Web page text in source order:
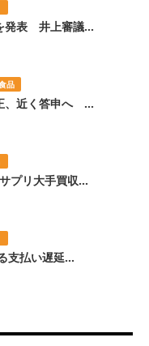
発表 井上審議...
品
、近く答申へ ...
プリ大手買収...
支払い遅延...